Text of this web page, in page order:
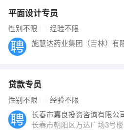
平面设计专员
性别不限 经验不限
贷款专员
性别不限 经验不限
长春市嘉良投资咨询有限公
长春市朝阳区万达广场3号